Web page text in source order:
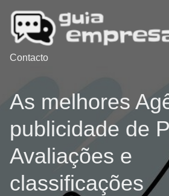
Contacto
As melhores
publicidade de
Avaliações e
classificações